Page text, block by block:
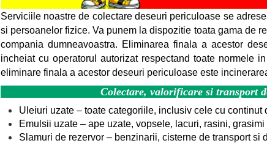
Serviciile noastre de colectare deseuri periculoase se
si persoanelor fizice. Va punem la dispozitie toata gama de
compania dumneavoastra. Eliminarea finala a acestor
incheiat cu operatorul autorizat respectand toate normele
eliminare finala a acestor deseuri periculoase este
Colectare, valorificare si transport
Uleiuri uzate – toate categoriile, inclusiv cele cu continut
Emulsii uzate – ape uzate, vopsele, lacuri, rasini, grasimi
Slamuri de rezervor – benzinarii, cisterne de transport si